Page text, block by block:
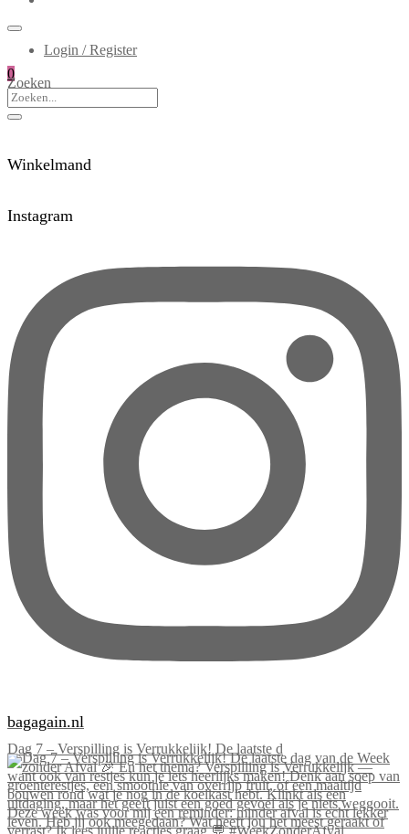
Login / Register
0
Zoeken
Winkelmand
Instagram
bagagain.nl
Dag 7 – Verspilling is Verrukkelijk! De laatste d